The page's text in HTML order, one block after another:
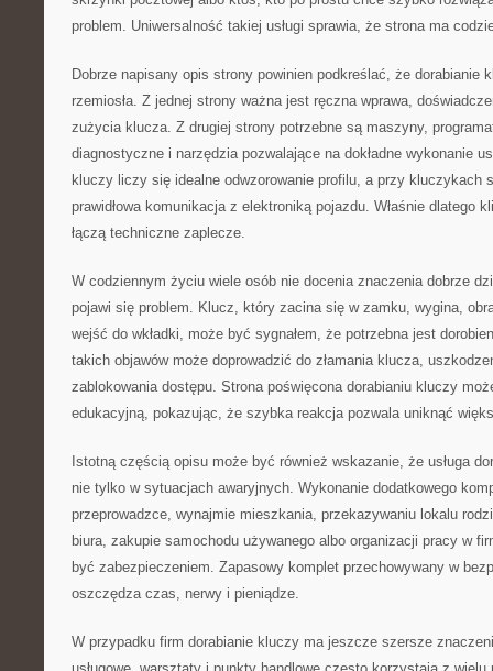
problem. Uniwersalność takiej usługi sprawia, że strona ma
Dobrze napisany opis strony powinien podkreślać, że dorabianie
rzemiosła. Z jednej strony ważna jest ręczna wprawa,
zużycia klucza. Z drugiej strony potrzebne są maszyny,
diagnostyczne i narzędzia pozwalające na dokładne wykonanie
kluczy liczy się idealne odwzorowanie profilu, a przy kluczykach
prawidłowa komunikacja z elektroniką pojazdu. Właśnie dlatego
łączą techniczne zaplecze.
W codziennym życiu wiele osób nie docenia znaczenia dobrze
pojawi się problem. Klucz, który zacina się w zamku, wygina,
wejść do wkładki, może być sygnałem, że potrzebna jest
takich objawów może doprowadzić do złamania klucza,
zablokowania dostępu. Strona poświęcona dorabianiu kluczy
edukacyjną, pokazując, że szybka reakcja pozwala uniknąć
Istotną częścią opisu może być również wskazanie, że usługa
nie tylko w sytuacjach awaryjnych. Wykonanie dodatkowego
przeprowadzce, wynajmie mieszkania, przekazywaniu lokalu
biura, zakupie samochodu używanego albo organizacji pracy w
być zabezpieczeniem. Zapasowy komplet przechowywany w
oszczędza czas, nerwy i pieniądze.
W przypadku firm dorabianie kluczy ma jeszcze szersze